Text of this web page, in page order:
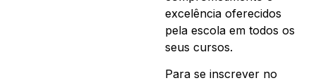
excelência oferecidos
pela escola em todos os
seus cursos.
Para se inscrever no